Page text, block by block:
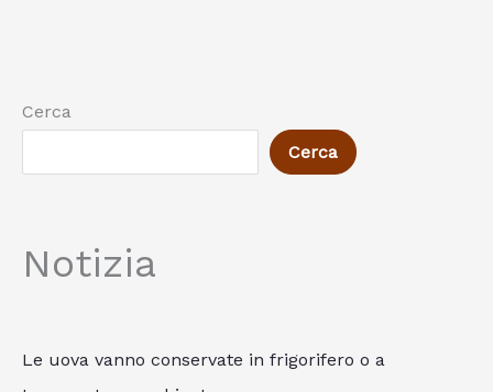
Cerca
Cerca
Notizia
Le uova vanno conservate in frigorifero o a